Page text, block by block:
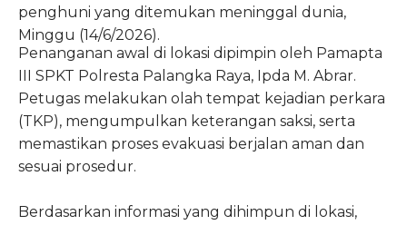
penghuni yang ditemukan meninggal dunia,
Minggu (14/6/2026).
Penanganan awal di lokasi dipimpin oleh Pamapta
III SPKT Polresta Palangka Raya, Ipda M. Abrar.
Petugas melakukan olah tempat kejadian perkara
(TKP), mengumpulkan keterangan saksi, serta
memastikan proses evakuasi berjalan aman dan
sesuai prosedur.
Berdasarkan informasi yang dihimpun di lokasi,